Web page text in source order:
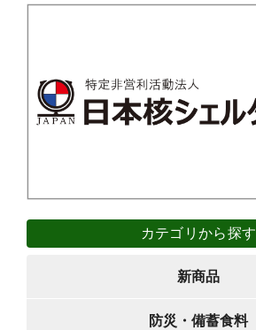
カテゴリから探す
新商品
防災・備蓄食料